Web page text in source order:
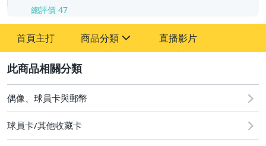
總評價 47
首頁主打 商品分類
偶像、球員卡與郵幣
直播影片
偶像、球員卡與郵幣
球員卡/其他收藏卡